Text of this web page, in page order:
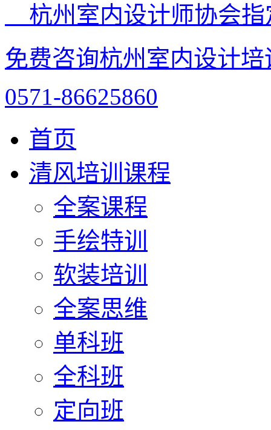
杭州室内设计师协会
免费咨询杭州室内设计
0571-86625860
首页
清风培训课程
全案课程
手绘特训
软装培训
全案思维
单科班
全科班
定向班